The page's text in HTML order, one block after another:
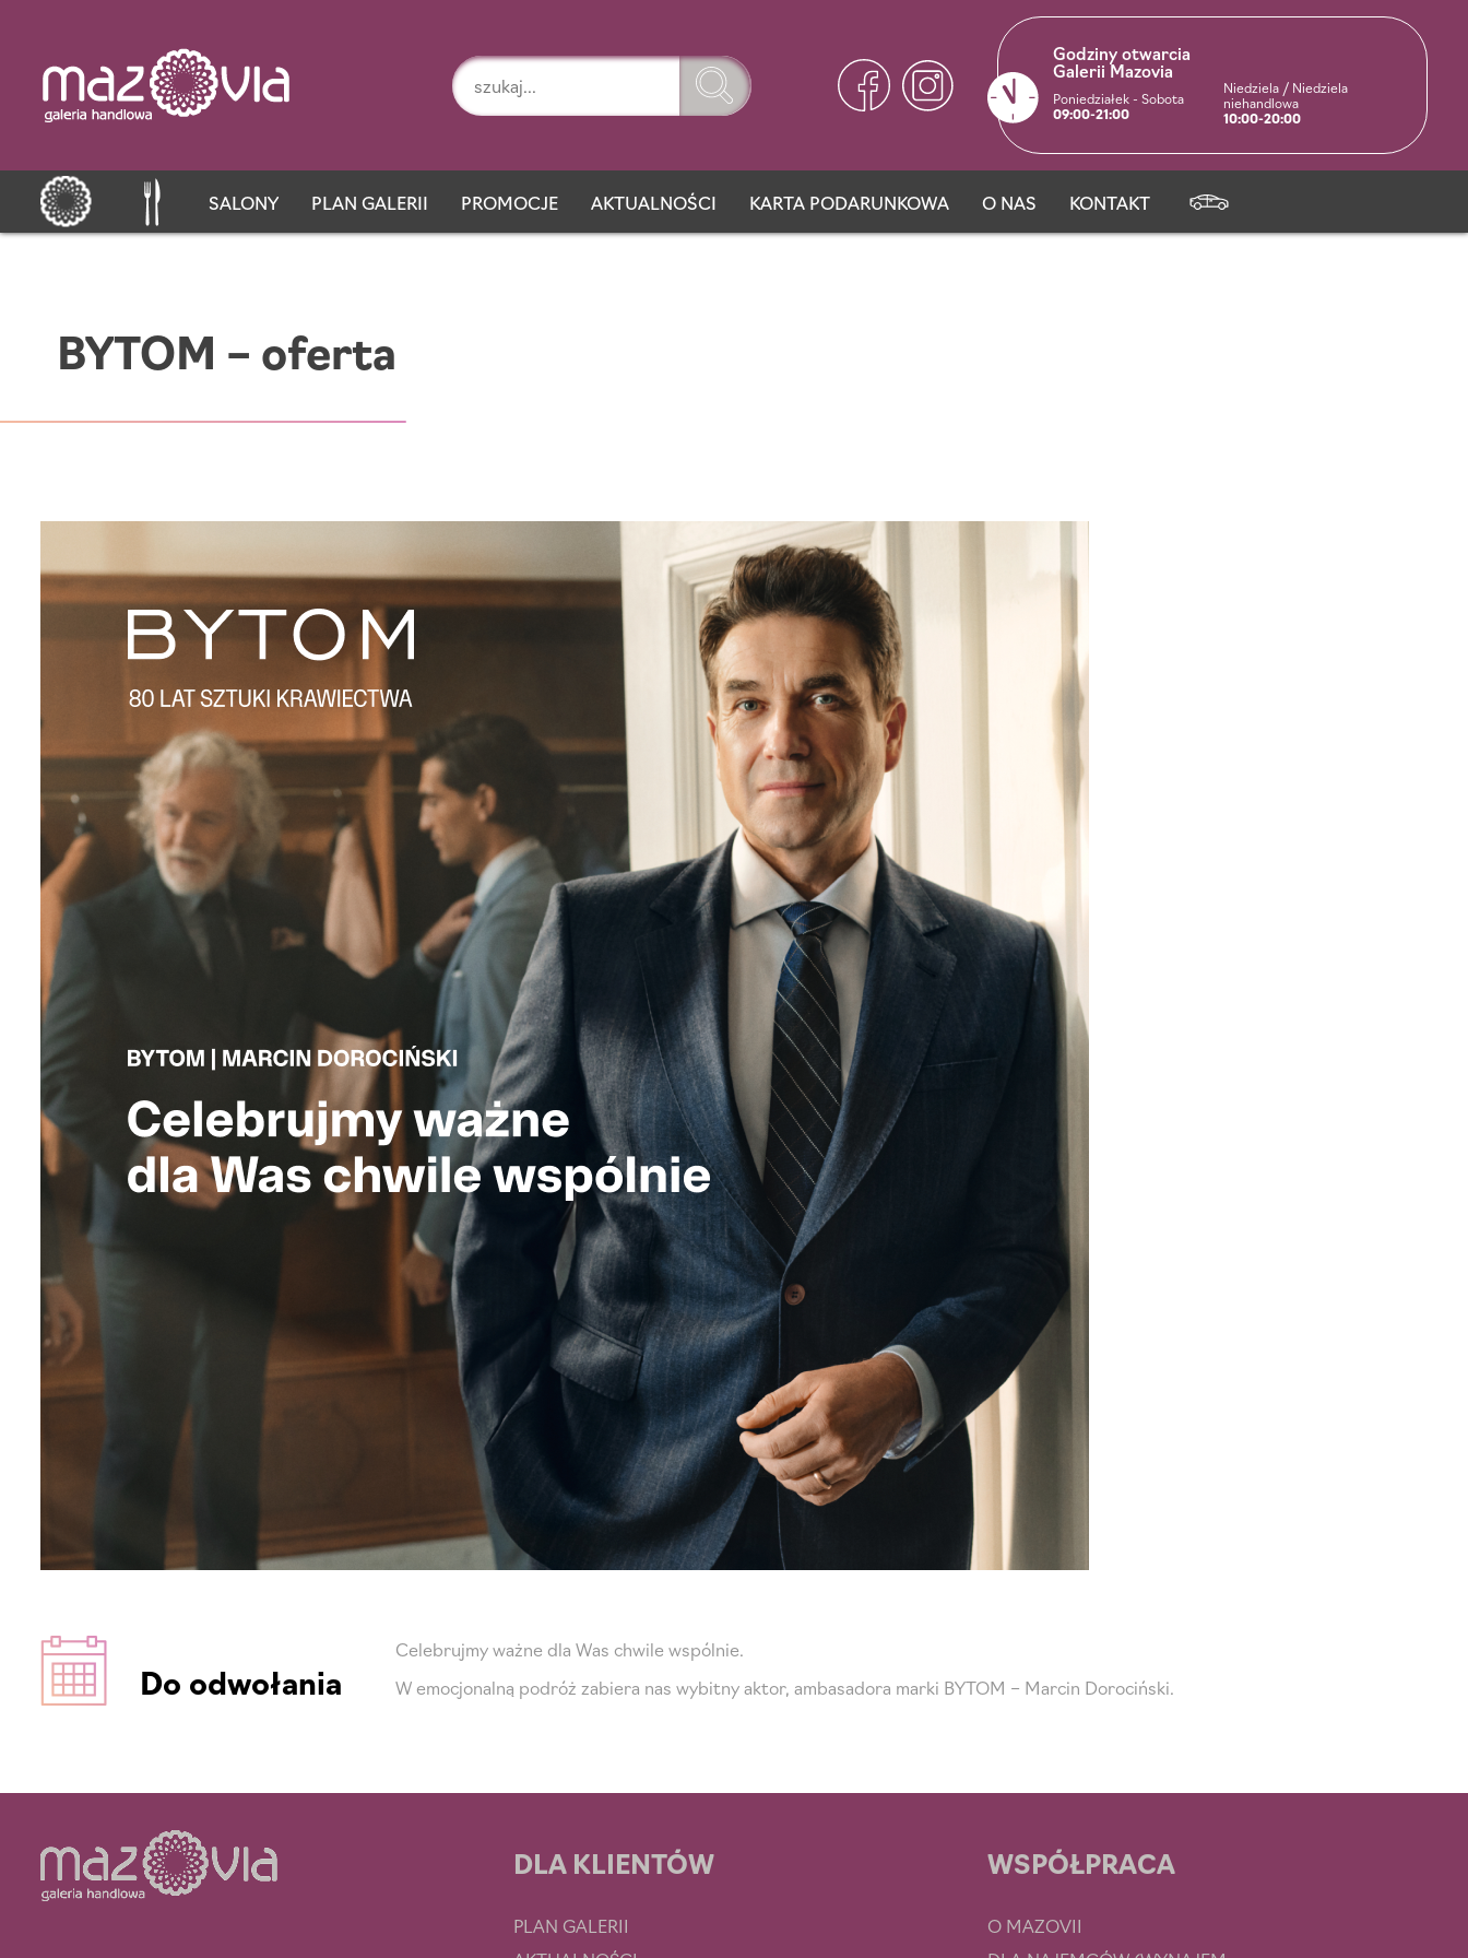
Godziny otwarcia
Galerii Mazovia
Poniedziałek - Sobota
09:00-21:00
Niedziela / Niedziela
niehandlowa
10:00-20:00
SALONY PLAN GALERII PROMOCJE AKTUALNOŚCI KARTA PODARUNKOWA O NAS KONTAKT
BYTOM – oferta
Do odwołania
Celebrujmy ważne dla Was chwile wspólnie.
W emocjonalną podróż zabiera nas wybitny aktor, ambasadora marki BYTOM – Marcin Dorociński.
DLA KLIENTÓW
PLAN GALERII
WSPÓŁPRACA
O MAZOVII